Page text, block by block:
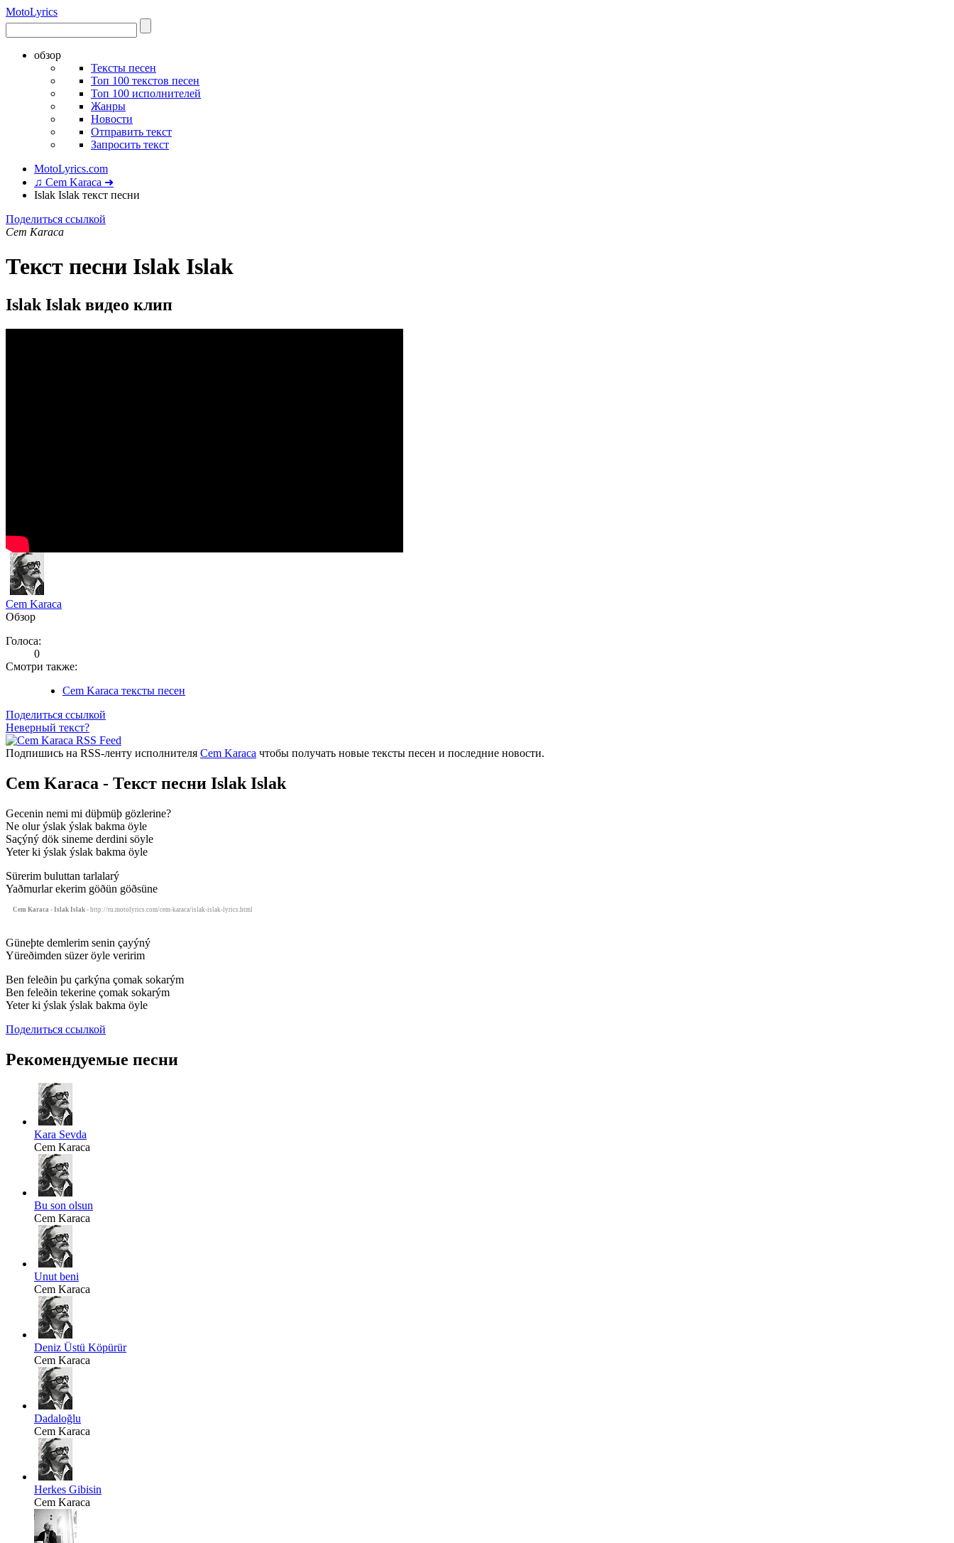
MotoLyrics
обзор
Тексты песен
Топ 100 текстов песен
Топ 100 исполнителей
Жанры
Новости
Отправить текст
Запросить текст
MotoLyrics.com
♫ Cem Karaca ➜
Islak Islak текст песни
Поделиться ссылкой
Cem Karaca
Текст песни Islak Islak
Islak Islak видео клип
Cem Karaca
Обзор
Голоса:
0
Смотри также:
Cem Karaca тексты песен
Поделиться ссылкой
Неверный текст?
Подпишись на RSS-ленту исполнителя Cem Karaca чтобы получать новые тексты песен и последние новости.
Cem Karaca - Текст песни Islak Islak
Gecenin nemi mi düþmüþ gözlerine?
Ne olur ýslak ýslak bakma öyle
Saçýný dök sineme derdini söyle
Yeter ki ýslak ýslak bakma öyle
Sürerim buluttan tarlalarý
Yaðmurlar ekerim göðün göðsüne
Cem Karaca - Islak Islak - http://ru.motolyrics.com/cem-karaca/islak-islak-lyrics.html
Güneþte demlerim senin çayýný
Yüreðimden süzer öyle veririm
Ben feleðin þu çarkýna çomak sokarým
Ben feleðin tekerine çomak sokarým
Yeter ki ýslak ýslak bakma öyle
Поделиться ссылкой
Рекомендуемые песни
Kara Sevda
Cem Karaca
Bu son olsun
Cem Karaca
Unut beni
Cem Karaca
Deniz Üstü Köpürür
Cem Karaca
Dadaloğlu
Cem Karaca
Herkes Gibisin
Cem Karaca